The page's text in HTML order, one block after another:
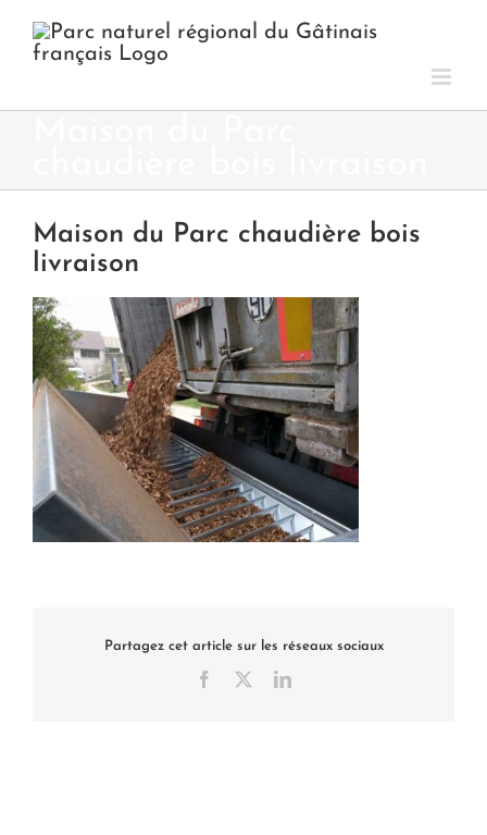
contenu
Maison du Parc chaudière bois
livraison
Partagez cet article sur les réseaux sociaux
Facebook LinkedIn